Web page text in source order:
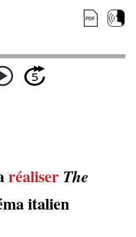
réaliser The
italien